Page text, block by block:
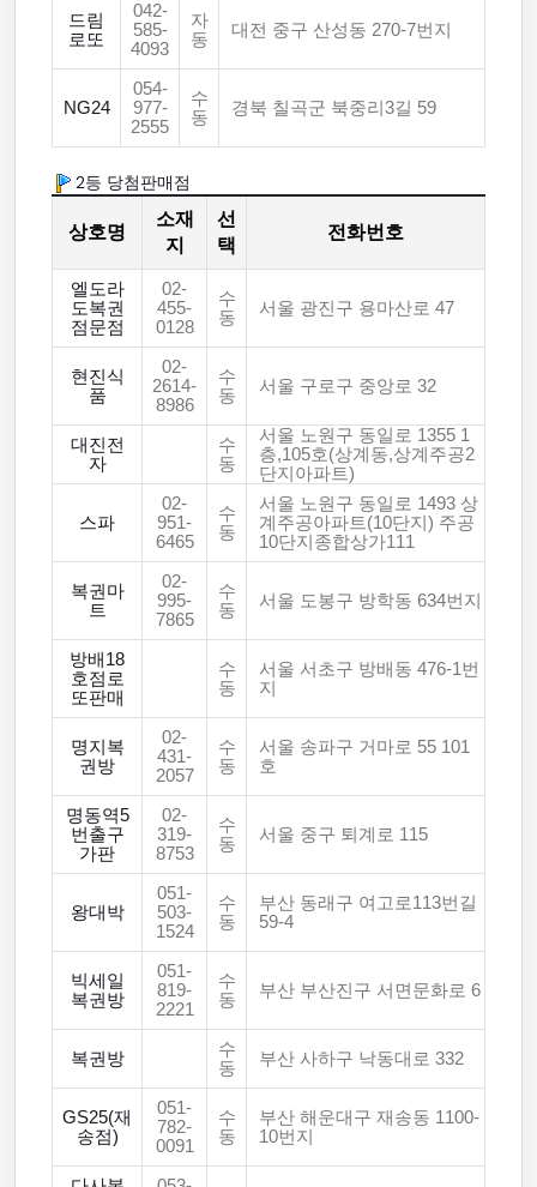
드림
로또
042-
585-
4093
자
동
대전 중구 산성동 270-7번지
NG24
054-
977-
2555
수
동
경북 칠곡군 북중리3길 59
2등 당첨판매점
상호명
소재
지
선
택
전화번호
엘도라
도복권
점문점
02-
455-
0128
수
동
서울 광진구 용마산로 47
현진식
품
02-
2614-
8986
수
동
서울 구로구 중앙로 32
대진전
자
수
동
서울 노원구 동일로 1355 1
층,105호(상계동,상계주공2
단지아파트)
스파
02-
951-
6465
수
동
서울 노원구 동일로 1493 상
계주공아파트(10단지) 주공
10단지종합상가111
복권마
트
02-
995-
7865
수
동
서울 도봉구 방학동 634번지
방배18
호점로
또판매
수
동
서울 서초구 방배동 476-1번
지
명지복
권방
02-
431-
2057
수
동
서울 송파구 거마로 55 101
호
명동역5
번출구
가판
02-
319-
8753
수
동
서울 중구 퇴계로 115
왕대박
051-
503-
1524
수
동
부산 동래구 여고로113번길
59-4
빅세일
복권방
051-
819-
2221
수
동
부산 부산진구 서면문화로 6
복권방
수
동
부산 사하구 낙동대로 332
GS25(재
송점)
051-
782-
0091
수
동
부산 해운대구 재송동 1100-
10번지